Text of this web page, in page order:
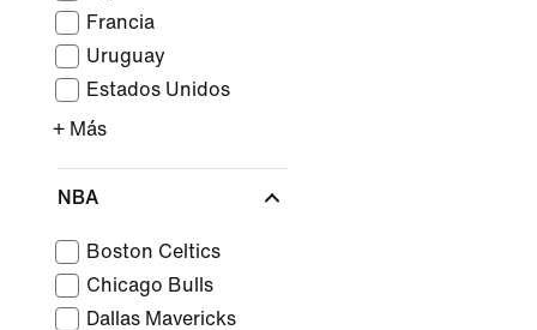
Francia
Uruguay
Estados Unidos
+ Más
NBA
Boston Celtics
Chicago Bulls
Dallas Mavericks